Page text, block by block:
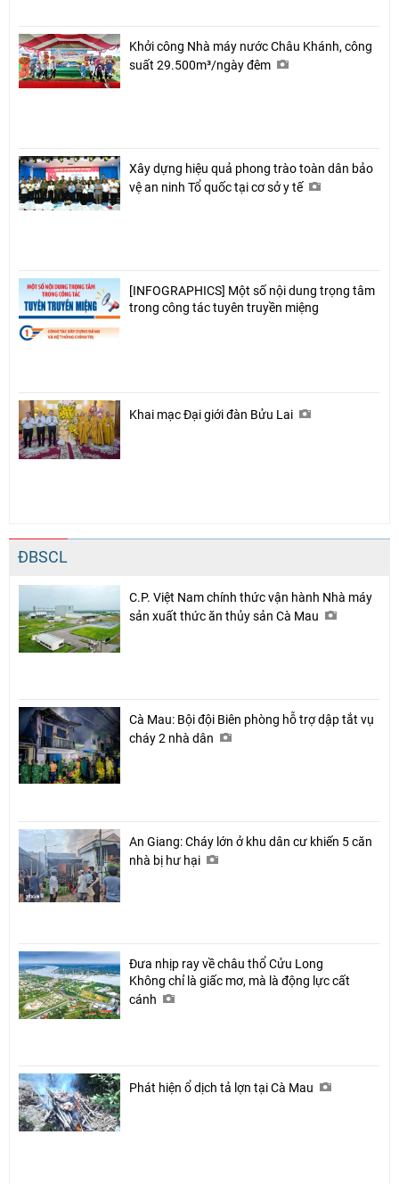
Khởi công Nhà máy nước Châu Khánh, công
suất 29.500m³/ngày đêm
Xây dựng hiệu quả phong trào toàn dân bảo
vệ an ninh Tổ quốc tại cơ sở y tế
[INFOGRAPHICS] Một số nội dung trọng tâm
trong công tác tuyên truyền miệng
Khai mạc Đại giới đàn Bửu Lai
ĐBSCL
C.P. Việt Nam chính thức vận hành Nhà máy
sản xuất thức ăn thủy sản Cà Mau
Cà Mau: Bội đội Biên phòng hỗ trợ dập tắt vụ
cháy 2 nhà dân
An Giang: Cháy lớn ở khu dân cư khiến 5 căn
nhà bị hư hại
Đưa nhịp ray về châu thổ Cửu Long
Không chỉ là giấc mơ, mà là động lực cất
cánh
Phát hiện ổ dịch tả lợn tại Cà Mau